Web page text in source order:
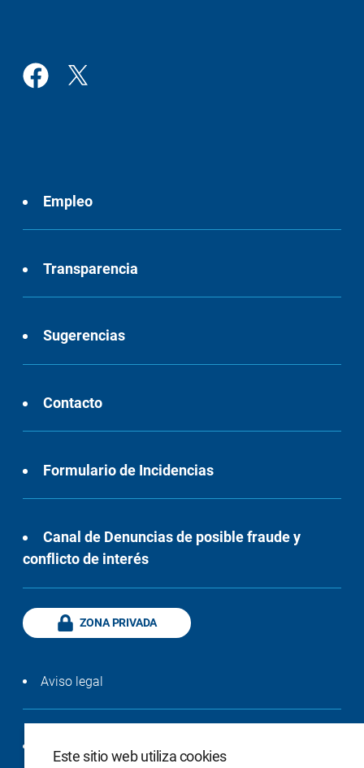
Empleo
Transparencia
Sugerencias
Contacto
Formulario de Incidencias
Canal de Denuncias de posible fraude y
conflicto de interés
ZONA PRIVADA
Aviso legal
Este sitio web utiliza cookies